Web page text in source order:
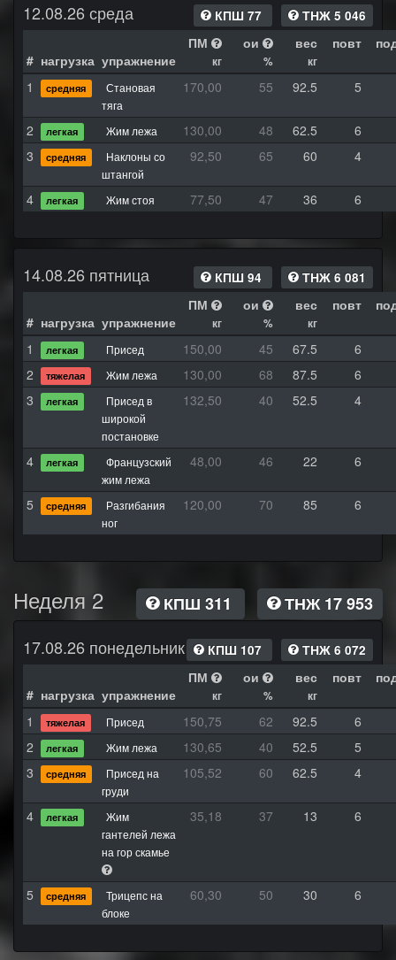
12.08.26 среда КПШ 77 ТНЖ 5 046
# нагрузка упражнение
ПМ
кг
ои
%
вес
кг
повт
1 средняя
Становая
тяга
170,00 55 92.5 5
2 легкая Жим лежа 130,00 48 62.5
6
3
средняя
Наклоны со
штангой
92,50 65 60 4
4 легкая Жим стоя 77,50 47 36 6
14.08.26 пятница КПШ 94 ТНЖ 6 081
# нагрузка упражнение
ПМ
кг
ои
%
вес
кг
повт
1 легкая Присед 150,00 45 67.5
6
2
тяжелая Жим лежа 130,00 68 87.5
6
3
легкая
Присед в
широкой
постановке
132,50 40 52.5 4
4 легкая
Французский
жим лежа
48,00 46 22 6
5 средняя
Разгибания
ног
120,00 70 85 6
Неделя 2 КПШ 311
ТНЖ 17 953
17.08.26 понедельник
КПШ 107 ТНЖ 6 072
# нагрузка упражнение
ПМ
кг
ои
%
вес
кг
повт
1 тяжелая Присед 150,75 62 92.5
6
2
легкая Жим лежа 130,65 40 52.5
5
3
средняя
Присед на
груди
105,52 60 62.5 4
4 легкая
Жим
гантелей лежа
на гор скамье
35,18 37 13 6
5 средняя
Трицепс на
блоке
60,30 50 30 6